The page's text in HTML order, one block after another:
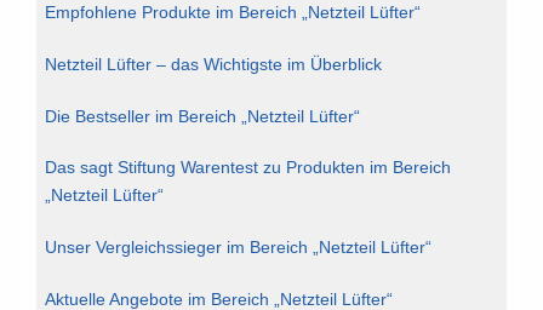
Empfohlene Produkte im Bereich „Netzteil Lüfter“
Netzteil Lüfter – das Wichtigste im Überblick
Die Bestseller im Bereich „Netzteil Lüfter“
Das sagt Stiftung Warentest zu Produkten im Bereich
„Netzteil Lüfter“
Unser Vergleichssieger im Bereich „Netzteil Lüfter“
Aktuelle Angebote im Bereich „Netzteil Lüfter“